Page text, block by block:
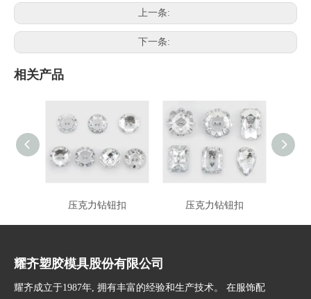
上一条:
下一条:
相关产品
压克力钻钮扣 压克力钻钮扣
耀齐塑胶模具股份有限公司
耀齐成立于1987年, 拥有丰富的经验和生产技术。 在服饰配